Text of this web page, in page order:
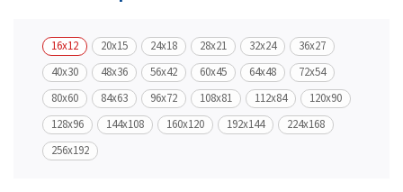
16x12 20x15 24x18 28x21 32x24
36x27
40x30
48x36 56x42 60x45 64x48
72x54
80x60
84x63 96x72 108x81 112x84
120x90
128x96
144x108 160x120 192x144
224x168
256x192